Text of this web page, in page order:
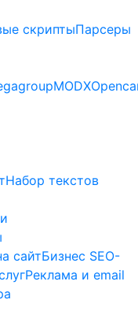
скриптыПарсеры
MODX
Набор текстов
сайтБизнес SEO-
Реклама и email